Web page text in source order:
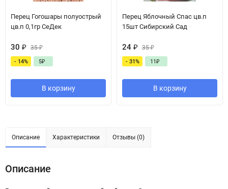
Перец Гогошары полуострый
цв.п 0,1гр СеДек
30 ₽ 35₽
- 14% 5₽
В корзину
Перец Яблочный Спас цв.п
15шт Сибирский Сад
24 ₽ 35₽
- 31% 11₽
В корзину
Описание Характеристики Отзывы (0)
Описание